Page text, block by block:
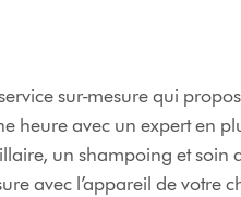
sur-mesure qui
heure avec un expert en
un shampoing et soin
avec l’appareil de votre